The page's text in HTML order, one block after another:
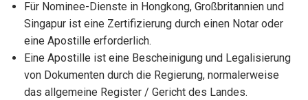
Für Nominee-Dienste in Hongkong, Großbritannien und
Singapur ist eine Zertifizierung durch einen Notar oder
eine Apostille erforderlich.
Eine Apostille ist eine Bescheinigung und Legalisierung
von Dokumenten durch die Regierung, normalerweise
das allgemeine Register / Gericht des Landes.